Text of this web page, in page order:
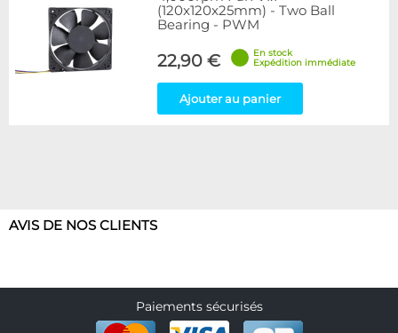
(120x120x25mm) - Two Ball
Bearing - PWM
22,90 €
En stock
Expédition immédiate
Ajouter au panier
AVIS DE NOS CLIENTS
Paiements sécurisés